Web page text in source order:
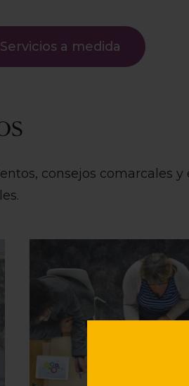
Servicios a medida
consejos comarcales